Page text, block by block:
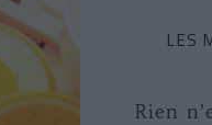
LES
Rien